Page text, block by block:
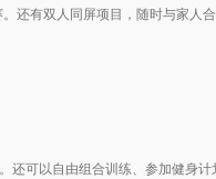
还有双人同屏项目，随时与家人
可以自由组合训练、参加健身计